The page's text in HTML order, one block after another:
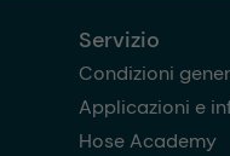
Servizio
Condizioni
Applicazioni e
Hose Academy